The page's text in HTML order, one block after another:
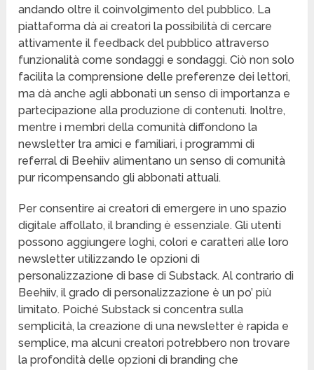
andando oltre il coinvolgimento del pubblico. La
piattaforma dà ai creatori la possibilità di cercare
attivamente il feedback del pubblico attraverso
funzionalità come sondaggi e sondaggi. Ciò non solo
facilita la comprensione delle preferenze dei lettori,
ma dà anche agli abbonati un senso di importanza e
partecipazione alla produzione di contenuti. Inoltre,
mentre i membri della comunità diffondono la
newsletter tra amici e familiari, i programmi di
referral di Beehiiv alimentano un senso di comunità
pur ricompensando gli abbonati attuali.
Per consentire ai creatori di emergere in uno spazio
digitale affollato, il branding è essenziale. Gli utenti
possono aggiungere loghi, colori e caratteri alle loro
newsletter utilizzando le opzioni di
personalizzazione di base di Substack. Al contrario di
Beehiiv, il grado di personalizzazione è un po’ più
limitato. Poiché Substack si concentra sulla
semplicità, la creazione di una newsletter è rapida e
semplice, ma alcuni creatori potrebbero non trovare
la profondità delle opzioni di branding che